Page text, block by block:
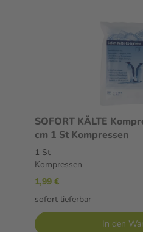
SOFORT KÄLTE
cm 1 St Kompressen
1 St
Kompressen
1,99 €
sofort lieferbar
In den